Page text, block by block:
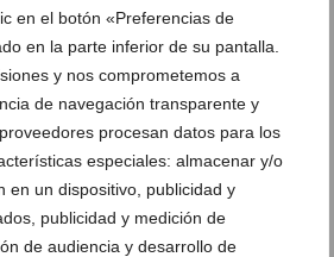
en el botón «Preferencias de
en la parte inferior de su pantalla.
y nos comprometemos a
de navegación transparente y
procesan datos para los
especiales: almacenar y/o
en un dispositivo, publicidad y
publicidad y medición de
de audiencia y desarrollo de